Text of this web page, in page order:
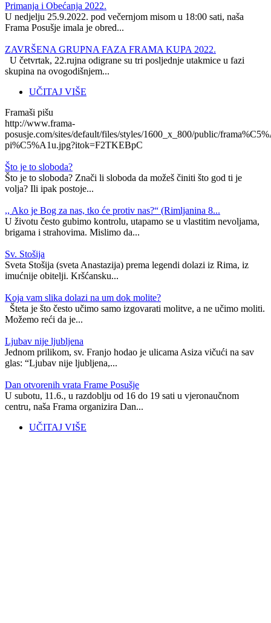
Primanja i Obećanja 2022.
U nedjelju 25.9.2022. pod večernjom misom u 18:00 sati, naša
Frama Posušje imala je obred...
ZAVRŠENA GRUPNA FAZA FRAMA KUPA 2022.
U četvrtak, 22.rujna odigrane su tri posljednje utakmice u fazi
skupina na ovogodišnjem...
UČITAJ VIŠE
Framaši pišu
http://www.frama-
posusje.com/sites/default/files/styles/1600_x_800/public/
pi%C5%A1u.jpg?itok=F2TKEBpC
Što je to sloboda?
Što je to sloboda? Znači li sloboda da možeš činiti što god ti je
volja? Ili ipak postoje...
,, Ako je Bog za nas, tko će protiv nas?“ (Rimljanina 8...
U životu često gubimo kontrolu, utapamo se u vlastitim nevoljama,
brigama i strahovima. Mislimo da...
Sv. Stošija
Sveta Stošija (sveta Anastazija) prema legendi dolazi iz Rima, iz
imućnije obitelji. Kršćansku...
Koja vam slika dolazi na um dok molite?
Šteta je što često učimo samo izgovarati molitve, a ne učimo moliti.
Možemo reći da je...
Ljubav nije ljubljena
Jednom prilikom, sv. Franjo hodao je ulicama Asiza vičući na sav
glas: “Ljubav nije ljubljena,...
Dan otvorenih vrata Frame Posušje
U subotu, 11.6., u razdoblju od 16 do 19 sati u vjeronaučnom
centru, naša Frama organizira Dan...
UČITAJ VIŠE